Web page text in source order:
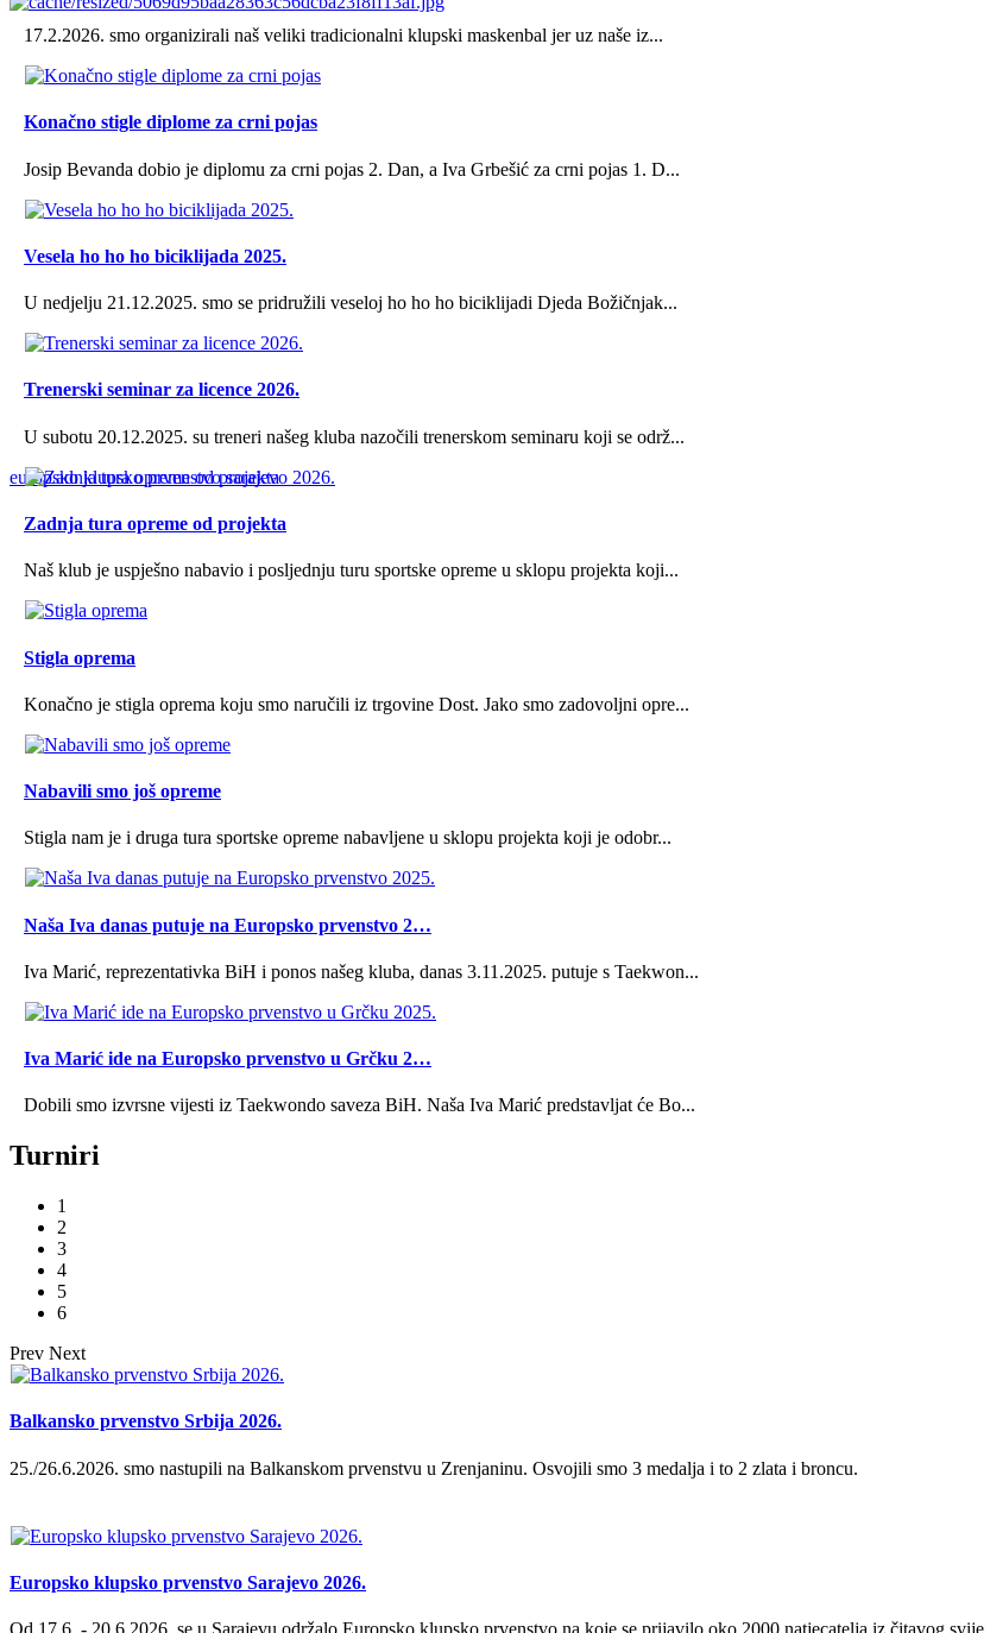
europsko klupsko prvenstvo sarajevo 2026.
17.2.2026. smo organizirali naš veliki tradicionalni klupski maskenbal jer uz naše iz...
Konačno stigle diplome za crni pojas
Josip Bevanda dobio je diplomu za crni pojas 2. Dan, a Iva Grbešić za crni pojas 1. D...
Vesela ho ho ho biciklijada 2025.
U nedjelju 21.12.2025. smo se pridružili veseloj ho ho ho biciklijadi Djeda Božičnjak...
Trenerski seminar za licence 2026.
U subotu 20.12.2025. su treneri našeg kluba nazočili trenerskom seminaru koji se održ...
Zadnja tura opreme od projekta
Naš klub je uspješno nabavio i posljednju turu sportske opreme u sklopu projekta koji...
Stigla oprema
Konačno je stigla oprema koju smo naručili iz trgovine Dost. Jako smo zadovoljni opre...
Nabavili smo još opreme
Stigla nam je i druga tura sportske opreme nabavljene u sklopu projekta koji je odobr...
Naša Iva danas putuje na Europsko prvenstvo 2…
Iva Marić, reprezentativka BiH i ponos našeg kluba, danas 3.11.2025. putuje s Taekwon...
Iva Marić ide na Europsko prvenstvo u Grčku 2…
Dobili smo izvrsne vijesti iz Taekwondo saveza BiH. Naša Iva Marić predstavljat će Bo...
Turniri
1
2
3
4
5
6
Prev Next
Balkansko prvenstvo Srbija 2026.
25./26.6.2026. smo nastupili na Balkanskom prvenstvu u Zrenjaninu. Osvojili smo 3 medalja i to 2 zlata i broncu.
Europsko klupsko prvenstvo Sarajevo 2026.